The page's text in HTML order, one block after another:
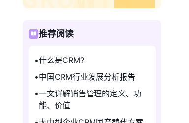
推荐阅读
什么是CRM?
中国CRM行业发展分析报告
一文详解销售管理的定义、功
能、价值